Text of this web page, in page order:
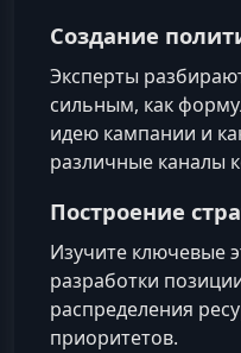
Создание
Эксперты
сильным, как
идею кампании и
различные каналы
Построение
Изучите ключевые
разработки
распределения
приоритетов.